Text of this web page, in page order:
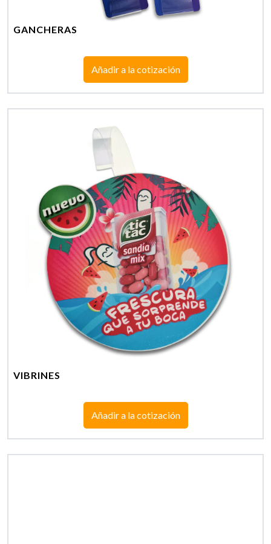
GANCHERAS
Añadir a la cotización
VIBRINES
Añadir a la cotización